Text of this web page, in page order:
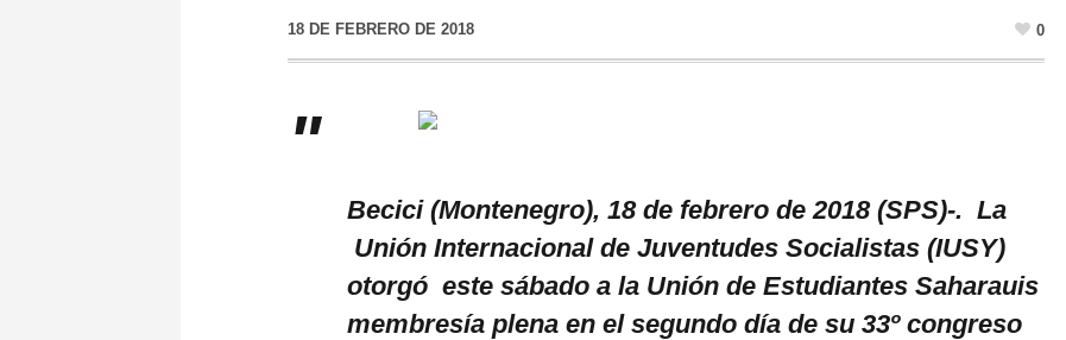
18 DE FEBRERO DE 2018 0
Becici (Montenegro), 18 de febrero de 2018 (SPS)-. La
Unión Internacional de Juventudes Socialistas (IUSY)
otorgó este sábado a la Unión de Estudiantes Saharauis
membresía plena en el segundo día de su 33º congreso